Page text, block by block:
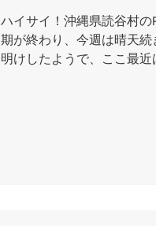
ハイサイ！沖縄県読谷村の
期が終わり、今週は晴天
明けしたようで、ここ最近